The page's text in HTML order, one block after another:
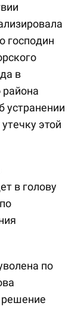
господин
в
района
устранении
этой
в голову
по
решение